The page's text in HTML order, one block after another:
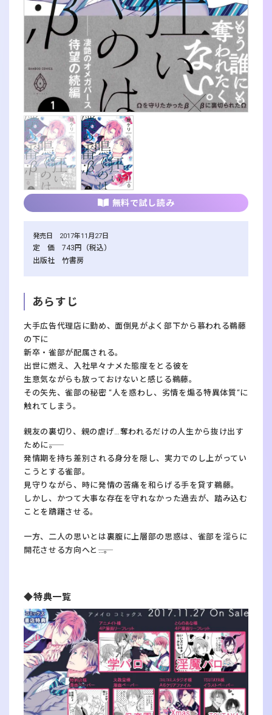
無料で試し読み
発売日 2017年11月27日
定 価 743円（税込）
出版社 竹書房
あらすじ
大手広告代理店に勤め、面倒見がよく部下から慕われる鵜藤
の下に
新卒・雀部が配属される。
出世に燃え、入社早々ナメた態度をとる彼を
生意気ながらも放っておけないと感じる鵜藤。
その矢先、雀部の秘密 “人を惑わし、劣情を煽る特異体質“に
触れてしまう。
親友の裏切り、親の虐げ…奪われるだけの人生から抜け出す
ために――。
発情期を持ち差別される身分を隠し、実力でのし上がってい
こうとする雀部。
見守りながら、時に発情の苦痛を和らげる手を貸す鵜藤。
しかし、かつて大事な存在を守れなかった過去が、踏み込む
ことを躊躇させる。
一方、二人の思いとは裏腹に上層部の思惑は、雀部を淫らに
開花させる方向へと――…。
◆特典一覧